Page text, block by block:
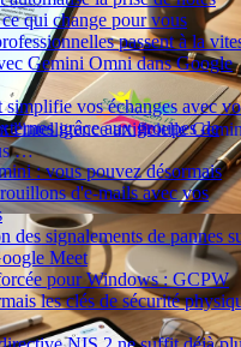
qui change pour vous
passent à la
Gemini Omni dans Google
simplifie vos échanges avec
grâce aux groupes de
: vous pouvez désormais
d'e-mails avec vos
des signalements de pannes
Meet
pour Windows : GCPW
les clés de sécurité
Gemini dans Google
l'intelligence artificielle
…